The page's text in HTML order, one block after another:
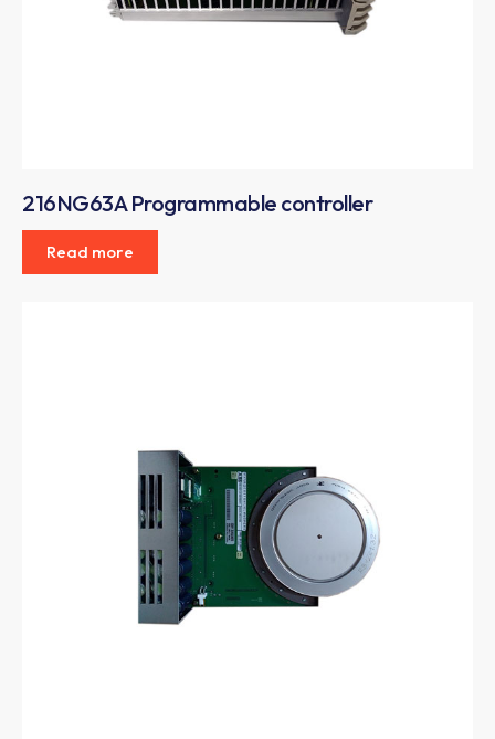
216NG63A Programmable controller
Read more